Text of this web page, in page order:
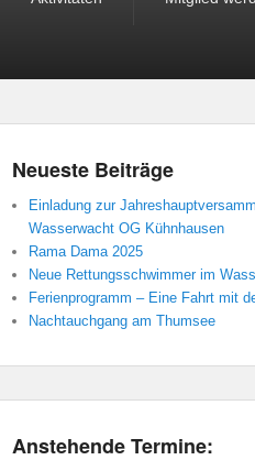
Neueste Beiträge
Einladung zur
Wasserwacht OG Kühnhausen
Rama Dama 2025
Neue Rettungsschwimmer im
Ferienprogramm – Eine Fahrt mit
Nachtauchgang am Thumsee
Anstehende Termine: